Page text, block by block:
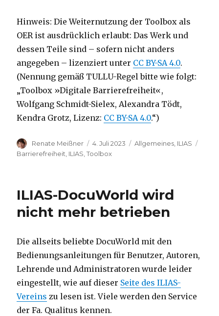
Hinweis: Die Weiternutzung der Toolbox als
OER ist ausdrücklich erlaubt: Das Werk und
dessen Teile sind – sofern nicht anders
angegeben – lizenziert unter CC BY-SA 4.0.
(Nennung gemäß TULLU-Regel bitte wie folgt:
„Toolbox »Digitale Barrierefreiheit«,
Wolfgang Schmidt-Sielex, Alexandra Tödt,
Kendra Grotz, Lizenz: CC BY-SA 4.0.“)
Autor
Renate Meißner
Veröffentlicht
am
4. Juli 2023 Kategorien
Allgemeines, ILIAS
Barrierefreiheit, ILIAS,Toolbox
ILIAS-DocuWorld wird
nicht mehr betrieben
Die allseits beliebte DocuWorld mit den
Bedienungsanleitungen für Benutzer, Autoren,
Lehrende und Administratoren wurde leider
eingestellt, wie auf dieser Seite des ILIAS-
Vereins zu lesen ist. Viele werden den Service
der Fa. Qualitus kennen.